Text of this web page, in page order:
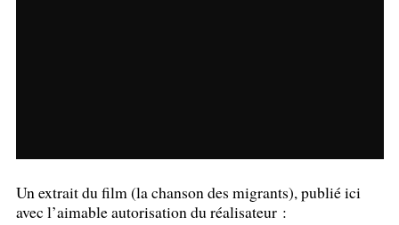
Un extrait du film (la chanson des migrants), publié ici
avec l’aimable autorisation du réalisateur :